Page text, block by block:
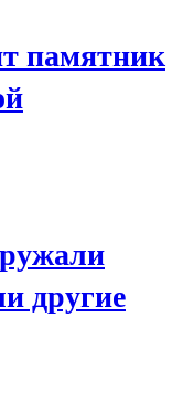
памятник
другие